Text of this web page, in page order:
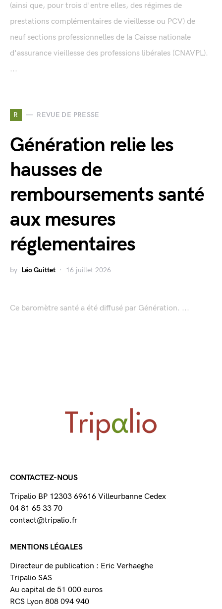
(ainsi que, pour trois d'entre elles, des régimes de
prestations complémentaires de vieillesse ou PCV) de
neuf sections professionnelles de la Caisse nationale
d'assurance vieillesse des professions libérales (CNAVPL).
...
R REVUE DE PRESSE
Génération relie les
hausses de
remboursements santé
aux mesures
réglementaires
by Léo Guittet 16 juillet 2026
Ce baromètre santé a été diffusé par Génération. ...
CONTACTEZ-NOUS
Tripalio BP 12303 69616 Villeurbanne Cedex
04 81 65 33 70
contact@tripalio.fr
MENTIONS LÉGALES
Directeur de publication : Eric Verhaeghe
Tripalio SAS
Au capital de 51 000 euros
RCS Lyon 808 094 940